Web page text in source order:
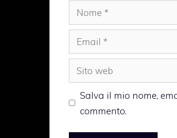
Nome
Email
Sito
web
Salva il mio nome,
commento.